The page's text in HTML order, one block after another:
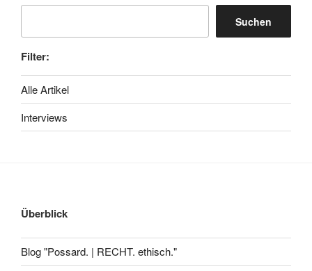
Suchen
Filter:
Alle Artikel
Interviews
Überblick
Blog "Possard. | RECHT. ethisch."